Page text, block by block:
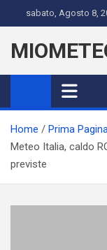
to
content
sabato, Agosto 8,
Home
Prima
Meteo Italia, caldo
previste